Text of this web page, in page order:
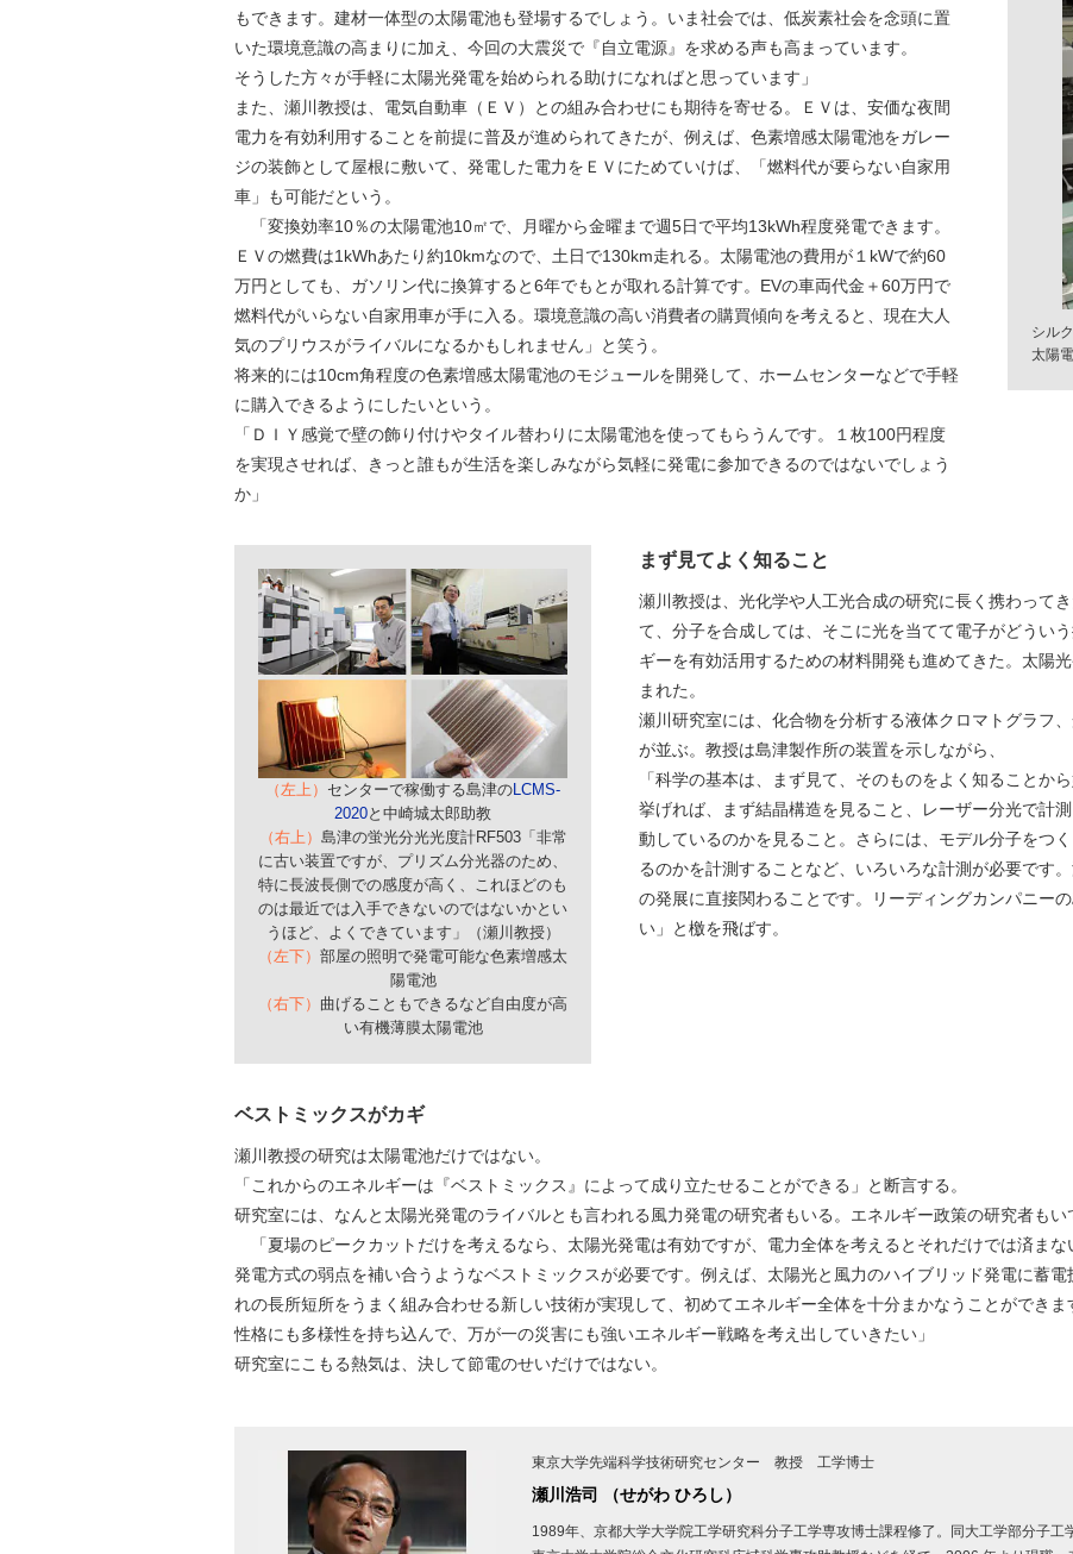
もできます。建材一体型の太陽電池も登場するでしょう。いま社会では、低炭素社会を念頭に置
いた環境意識の高まりに加え、今回の大震災で『自立電源』を求める声も高まっています。
そうした方々が手軽に太陽光発電を始められる助けになればと思っています」
また、瀬川教授は、電気自動車（ＥＶ）との組み合わせにも期待を寄せる。ＥＶは、安価な夜間
電力を有効利用することを前提に普及が進められてきたが、例えば、色素増感太陽電池をガレー
ジの装飾として屋根に敷いて、発電した電力をＥＶにためていけば、「燃料代が要らない自家用
車」も可能だという。
「変換効率10％の太陽電池10㎡で、月曜から金曜まで週5日で平均13kWh程度発電できます。
ＥＶの燃費は1kWhあたり約10kmなので、土日で130km走れる。太陽電池の費用が１kWで約60
万円としても、ガソリン代に換算すると6年でもとが取れる計算です。EVの車両代金＋60万円で
燃料代がいらない自家用車が手に入る。環境意識の高い消費者の購買傾向を考えると、現在大人
気のプリウスがライバルになるかもしれません」と笑う。
将来的には10cm角程度の色素増感太陽電池のモジュールを開発して、ホームセンターなどで手軽
に購入できるようにしたいという。
「ＤＩＹ感覚で壁の飾り付けやタイル替わりに太陽電池を使ってもらうんです。１枚100円程度
を実現させれば、きっと誰もが生活を楽しみながら気軽に発電に参加できるのではないでしょう
か」
シル
太陽
まず見てよく知ること
瀬川教授は、光化学や人工光合成の研究に長く携わって
て、分子を合成しては、そこに光を当てて電子がどうい
ギーを有効活用するための材料開発も進めてきた。太陽
まれた。
瀬川研究室には、化合物を分析する液体クロマトグラフ
が並ぶ。教授は島津製作所の装置を示しながら、
「科学の基本は、まず見て、そのものをよく知ることか
挙げれば、まず結晶構造を見ること、レーザー分光で計
動しているのかを見ること。さらには、モデル分子をつ
るのかを計測することなど、いろいろな計測が必要です
の発展に直接関わることです。リーディングカンパニー
い」と檄を飛ばす。
（左上） センターで稼働する島津のLCMS-
2020と中崎城太郎助教
（右上） 島津の蛍光分光光度計RF503「非常
に古い装置ですが、プリズム分光器のため、
特に長波長側での感度が高く、これほどのも
のは最近では入手できないのではないかとい
うほど、よくできています」（瀬川教授）
（左下） 部屋の照明で発電可能な色素増感太
陽電池
（右下） 曲げることもできるなど自由度が高
い有機薄膜太陽電池
ベストミックスがカギ
瀬川教授の研究は太陽電池だけではない。
「これからのエネルギーは『ベストミックス』によって成り立たせることができる」と断言する。
研究室には、なんと太陽光発電のライバルとも言われる風力発電の研究者もいる。エネルギー政策の研究者もい
「夏場のピークカットだけを考えるなら、太陽光発電は有効ですが、電力全体を考えるとそれだけでは済ま
発電方式の弱点を補い合うようなベストミックスが必要です。例えば、太陽光と風力のハイブリッド発電に蓄
れの長所短所をうまく組み合わせる新しい技術が実現して、初めてエネルギー全体を十分まかなうことができ
性格にも多様性を持ち込んで、万が一の災害にも強いエネルギー戦略を考え出していきたい」
研究室にこもる熱気は、決して節電のせいだけではない。
東京大学先端科学技術研究センター 教授 工学博士
瀬川浩司 （せがわ ひろし）
1989年、京都大学大学院工学研究科分子工学専攻博士課程修了。同大工学部分子工